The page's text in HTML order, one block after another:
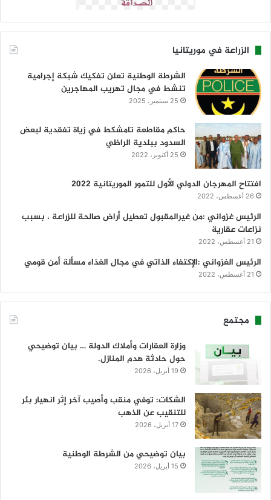
الزراعة في موريتانيا
الشرطة الوطنية تعلن تفكيك شبكة إجرامية
تنشط في مجال تهريب المهاجرين
25 سبتمبر، 2025
حاكم مقاطعة تامشكط في زياة تفقدية لبعض
السدود ببلدية الراظي
25 أكتوبر، 2022
افتتاح المهرجان الدولي الأول للتمور الموريتانية 2022
26 أغسطس، 2022
الرئيس غزواني :من غيرالمقبول تعطيل أراض صالحة للزراعة ، بسبب
نزاعات عقارية
21 أغسطس، 2022
الرئيس الغزواني :الإكتفاء الذاتي في مجال الغذاء مسألة أمن قومي
21 أغسطس، 2022
مجتمع
وزارة العقارات وأملاك الدولة … بيان توضيحي
حول حادثة هدم المنازل.
19 أبريل، 2026
الشكات: توفي منقب وأصيب آخر إثر انهيار بئر
للتنقيب عن الذهب
17 أبريل، 2026
بيان توضيحي من الشرطة الوطنية
15 أبريل، 2026